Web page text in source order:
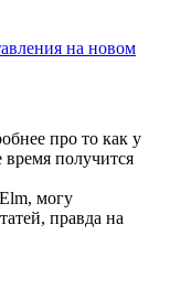
на новом
про то как у
получится
могу
правда на